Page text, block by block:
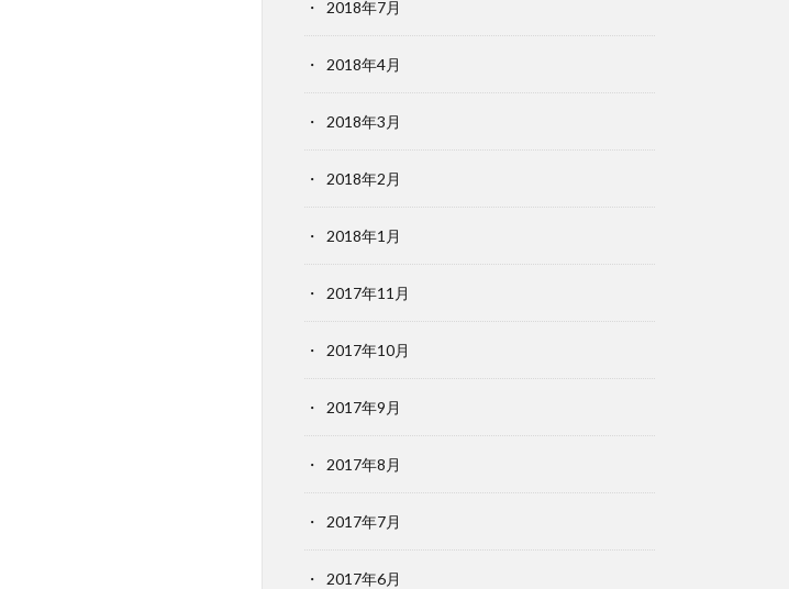
2018年7月
2018年4月
2018年3月
2018年2月
2018年1月
2017年11月
2017年10月
2017年9月
2017年8月
2017年7月
2017年6月